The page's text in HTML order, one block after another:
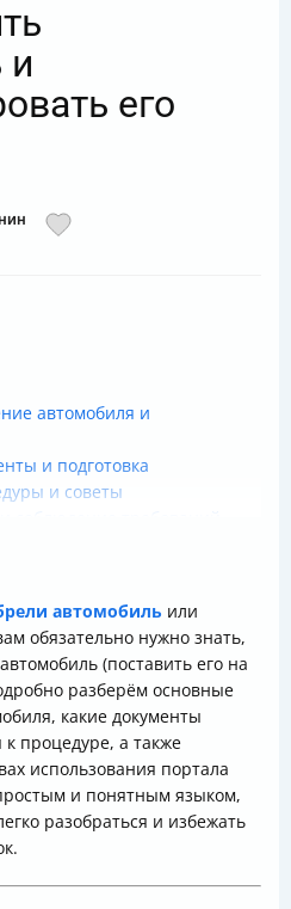
и
его
автомобиля и
и подготовка
и советы
советы
автомобиль или
обязательно нужно знать,
(поставить его на
разберём основные
какие документы
к процедуре, а также
использования портала
и понятным языком,
разобраться и избежать